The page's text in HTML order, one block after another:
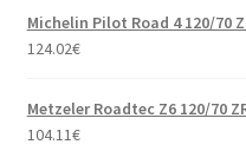
Michelin Pilot Road 4 120/70
124.02€
Metzeler Roadtec Z6 120/70
104.11€